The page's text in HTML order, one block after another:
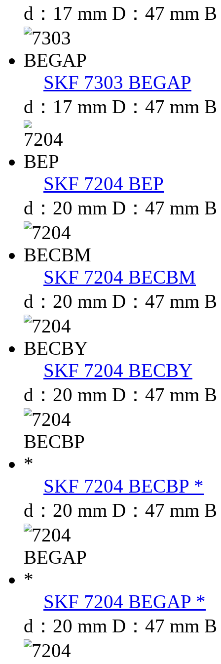
d：17 mm D：47 mm
SKF 7303 BEGAP
d：17 mm D：47 mm
SKF 7204 BEP
d：20 mm D：47 mm
SKF 7204 BECBM
d：20 mm D：47 mm
SKF 7204 BECBY
d：20 mm D：47 mm
SKF 7204 BECBP *
d：20 mm D：47 mm
SKF 7204 BEGAP *
d：20 mm D：47 mm